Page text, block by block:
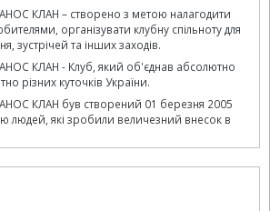
КЛАН – створено з метою налагодити
організувати клубну спільноту для
зустрічей та інших заходів.
КЛАН - Клуб, який об'єднав абсолютно
різних куточків України.
КЛАН був створений 01 березня 2005
людей, які зробили величезний внесок в